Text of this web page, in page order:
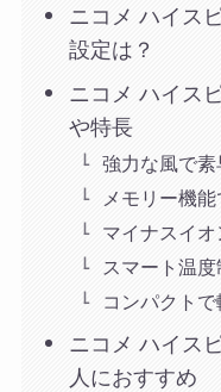
ニコメ ハイス
設定は？
ニコメ ハイス
や特長
強力な風で
メモリー機
マイナスイ
スマート温
コンパクトで
ニコメ ハイス
人におすすめ